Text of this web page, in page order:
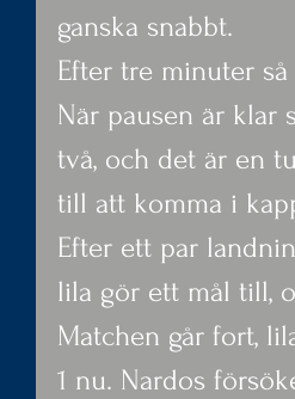
ganska snabbt.
Efter tre minuter
När pausen är klar
två, och det är en
till att komma i
Efter ett par
lila gör ett mål till,
Matchen går fort,
1 nu. Nardos